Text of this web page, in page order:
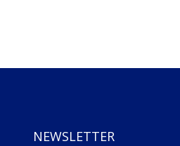
NEWSLETTER